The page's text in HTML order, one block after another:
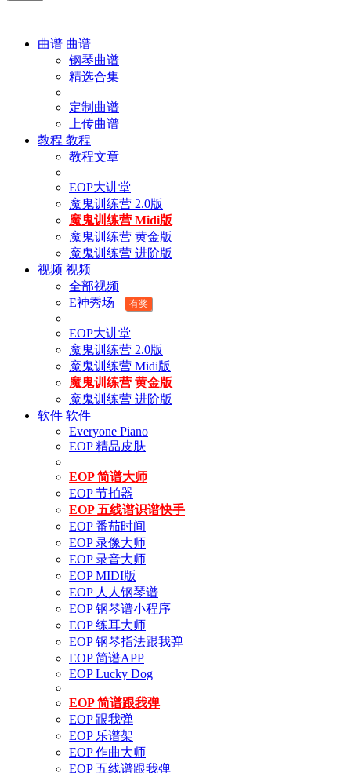
曲谱 曲谱
钢琴曲谱
精选合集
定制曲谱
上传曲谱
教程 教程
教程文章
EOP大讲堂
魔鬼训练营 2.0版
魔鬼训练营 Midi版
魔鬼训练营 黄金版
魔鬼训练营 进阶版
视频 视频
全部视频
E神秀场
有奖
EOP大讲堂
魔鬼训练营 2.0版
魔鬼训练营 Midi版
魔鬼训练营 黄金版
魔鬼训练营 进阶版
软件 软件
Everyone Piano
EOP 精品皮肤
EOP 简谱大师
EOP 节拍器
EOP 五线谱识谱快手
EOP 番茄时间
EOP 录像大师
EOP 录音大师
EOP MIDI版
EOP 人人钢琴谱
EOP 钢琴谱小程序
EOP 练耳大师
EOP 钢琴指法跟我弹
EOP 简谱APP
EOP Lucky Dog
EOP 简谱跟我弹
EOP 跟我弹
EOP 乐谱架
EOP 作曲大师
EOP 五线谱跟我弹